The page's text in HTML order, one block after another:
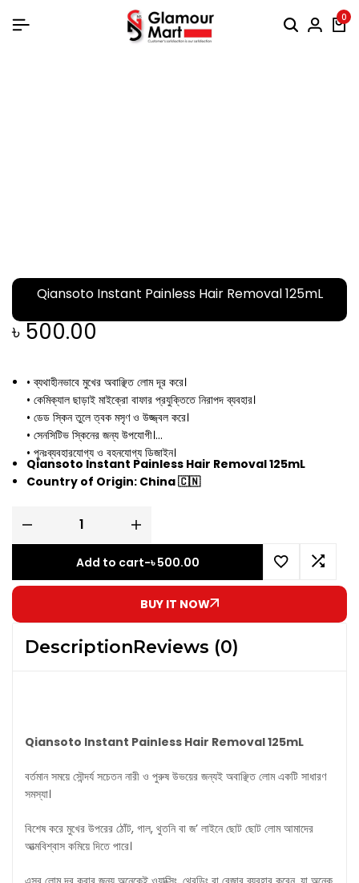
0
Qiansoto Instant Painless Hair Removal 125mL
৳500.00
• ব্যথাহীনভাবে মুখের অবাঞ্ছিত লোম দূর করে।
• কেমিক্যাল ছাড়াই মাইক্রো বাফার প্রযুক্তিতে নিরাপদ ব্যবহার।
• ডেড স্কিন তুলে ত্বক মসৃণ ও উজ্জ্বল করে।
• সেনসিটিভ স্কিনের জন্য উপযোগী।
• পুনঃব্যবহারযোগ্য ও বহনযোগ্য ডিজাইন।
Qiansoto Instant Painless Hair Removal 125mL
Country of Origin: China 🇨🇳
Add to cart-৳500.00
BUY IT NOW
DescriptionReviews (0)
Qiansoto Instant Painless Hair Removal 125mL
বর্তমান সময়ে সৌন্দর্য সচেতন নারী ও পুরুষ উভয়ের জন্যই অবাঞ্ছিত লোম একটি সাধারণ
সমস্যা।
বিশেষ করে মুখের উপরের ঠোঁট, গাল, থুতনি বা জ’ লাইনে ছোট ছোট লোম আমাদের
আত্মবিশ্বাস কমিয়ে দিতে পারে।